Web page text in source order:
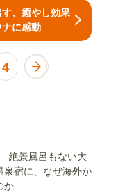
、癒やし効果
に感動
4
絶景風呂もない大
泉宿に、なぜ海外か
か